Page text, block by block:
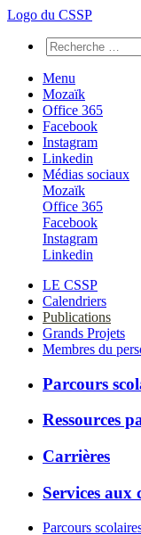
Logo du CSSP
Menu
Mozaïk
Office 365
Facebook
Instagram
Linkedin
Médias sociaux
Mozaïk
Office 365
Facebook
Instagram
Linkedin
LE CSSP
Calendriers
Publications
Grands Projets
Membres du
Parcours
Ressources
Carrières
Services aux
Parcours